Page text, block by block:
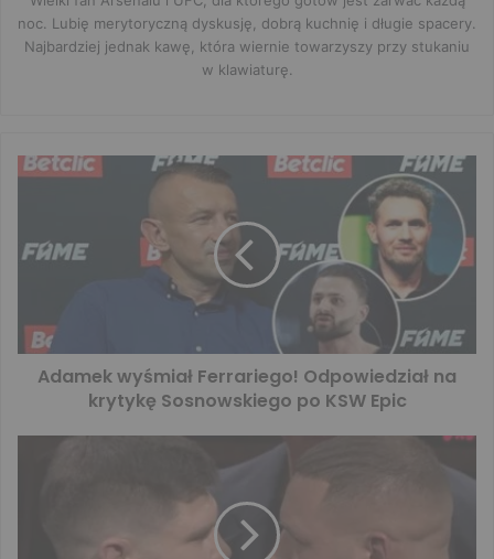
noc. Lubię merytoryczną dyskusję, dobrą kuchnię i długie spacery.
Najbardziej jednak kawę, która wiernie towarzyszy przy stukaniu
w klawiaturę.
Adamek wyśmiał Ferrariego! Odpowiedział na
krytykę Sosnowskiego po KSW Epic